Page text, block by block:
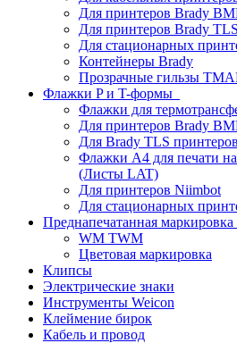
Для принтеров Brady
Для принтеров Brady TLS
Для стационарных
Контейнеры Brady
Прозрачные гильзы
Флажки P и T-формы
Флажки для
Для принтеров Brady
Для Brady TLS принтеров
Флажки A4 для печати
(Листы LAT)
Для принтеров Niimbot
Для стационарных
Преднапечатанная маркировка
WM TWM
Цветовая маркировка
Клипсы
Электрические знаки
Инструменты Weicon
Клеймение бирок
Кабель и провод